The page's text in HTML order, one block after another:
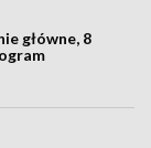
główne, 8